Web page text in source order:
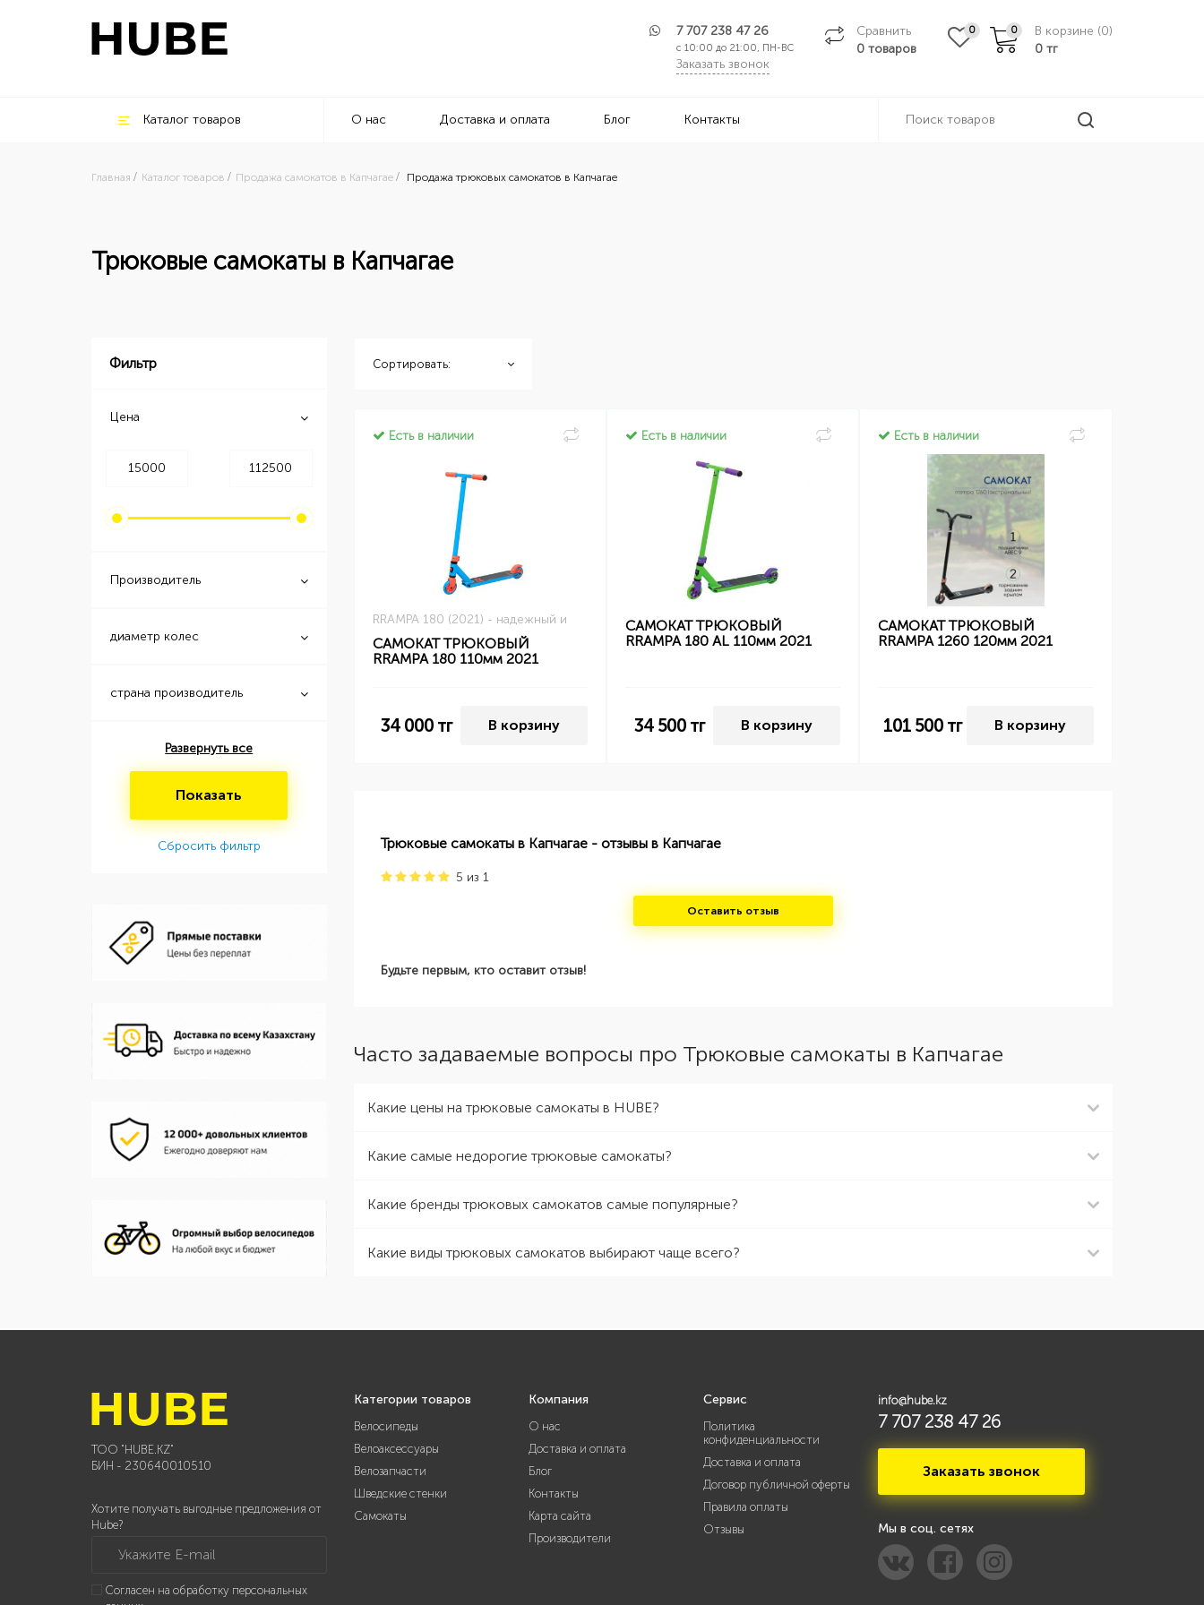
7 707 238 47 26
с 10:00 до 21:00, ПН-ВС
Заказать звонок
Сравнить
0 товаров
0 0 В корзине (0)
0 тг
Каталог товаров О нас Доставка и оплата Блог Контакты
Главная Каталог товаров Продажа самокатов в Капчагае Продажа трюковых самокатов в Капчагае
Трюковые самокаты в Капчагае
Фильтр
Цена
Производитель
диаметр колес
страна производитель
Развернуть все
Показать
Сбросить фильтр
Сортировать:
Есть в наличии
RRAMPA 180 (2021) - надежный и
САМОКАТ ТРЮКОВЫЙ
RRAMPA 180 110мм 2021
34 000тг В корзину
Есть в наличии
САМОКАТ ТРЮКОВЫЙ
RRAMPA 180 AL 110мм 2021
34 500тг В корзину
Есть в наличии
САМОКАТ ТРЮКОВЫЙ
RRAMPA 1260 120мм 2021
101 500тг В корзину
Трюковые самокаты в Капчагае - отзывы в Капчагае
5 из 1
Оставить отзыв
Будьте первым, кто оставит отзыв!
Часто задаваемые вопросы про Трюковые самокаты в Капчагае
Какие цены на трюковые самокаты в HUBE?
Какие самые недорогие трюковые самокаты?
Какие бренды трюковых самокатов самые популярные?
Какие виды трюковых самокатов выбирают чаще всего?
ТОО "HUBE.KZ"
БИН - 230640010510
Хотите получать выгодные предложения от
Hube?
Укажите E-mail
Согласен на обработку персональных
Категории товаров
Велосипеды
Велоаксессуары
Велозапчасти
Шведские стенки
Самокаты
Компания
О нас
Доставка и оплата
Блог
Контакты
Карта сайта
Производители
Сервис
Политика
конфиденциальности
Доставка и оплата
Договор публичной оферты
Правила оплаты
Отзывы
info@hube.kz
7 707 238 47 26
Заказать звонок
Мы в соц. сетях